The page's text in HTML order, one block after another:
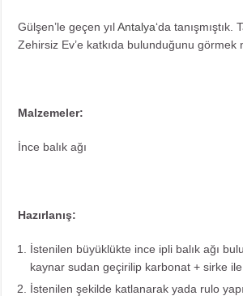
Gülşen’le geçen yılAntalya‘da tanışmıştık.
Zehirsiz Ev’e katkıda bulunduğunu görmek
Malzemeler:
İnce balık ağı
Hazırlanış:
İstenilen büyüklükte ince ipli balık ağı
kaynar sudan geçirilip karbonat + sirke ile
İstenilen şekilde katlanarak yada rulo